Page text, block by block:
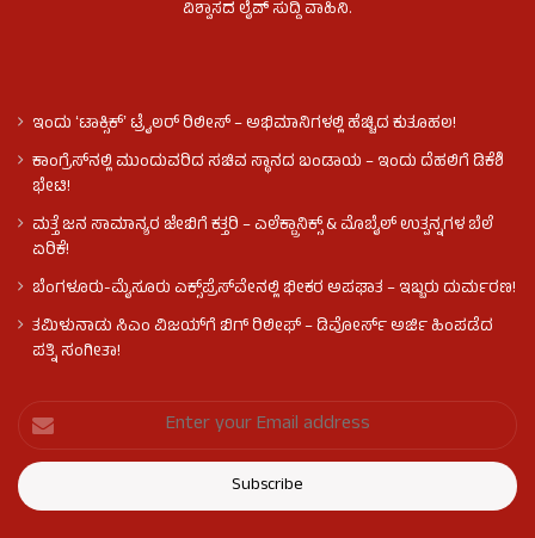
ವಿಶ್ವಾಸದ ಲೈವ್ ಸುದ್ದಿ ವಾಹಿನಿ.
ಇಂದು ʻಟಾಕ್ಸಿಕ್ʼ ಟ್ರೈಲರ್ ರಿಲೀಸ್‌ – ಅಭಿಮಾನಿಗಳಲ್ಲಿ ಹೆಚ್ಚಿದ ಕುತೂಹಲ!
ಕಾಂಗ್ರೆಸ್​ನಲ್ಲಿ ಮುಂದುವರಿದ ಸಚಿವ ಸ್ಥಾನದ ಬಂಡಾಯ – ಇಂದು ದೆಹಲಿಗೆ ಡಿಕೆಶಿ
ಭೇಟಿ!
ಮತ್ತೆ ಜನ ಸಾಮಾನ್ಯರ ಜೇಬಿಗೆ ಕತ್ತರಿ – ಎಲೆಕ್ಟ್ರಾನಿಕ್ಸ್ & ಮೊಬೈಲ್ ಉತ್ಪನ್ನಗಳ ಬೆಲೆ
ಏರಿಕೆ!
ಬೆಂಗಳೂರು-ಮೈಸೂರು ಎಕ್ಸ್‌ಪ್ರೆಸ್‌ವೇನಲ್ಲಿ ಭೀಕರ ಅಪಘಾತ – ಇಬ್ಬರು ದುರ್ಮರಣ!
ತಮಿಳುನಾಡು ಸಿಎಂ ವಿಜಯ್‌ಗೆ ಬಿಗ್ ರಿಲೀಫ್ – ಡಿವೋರ್ಸ್ ಅರ್ಜಿ ಹಿಂಪಡೆದ
ಪತ್ನಿ ಸಂಗೀತಾ!